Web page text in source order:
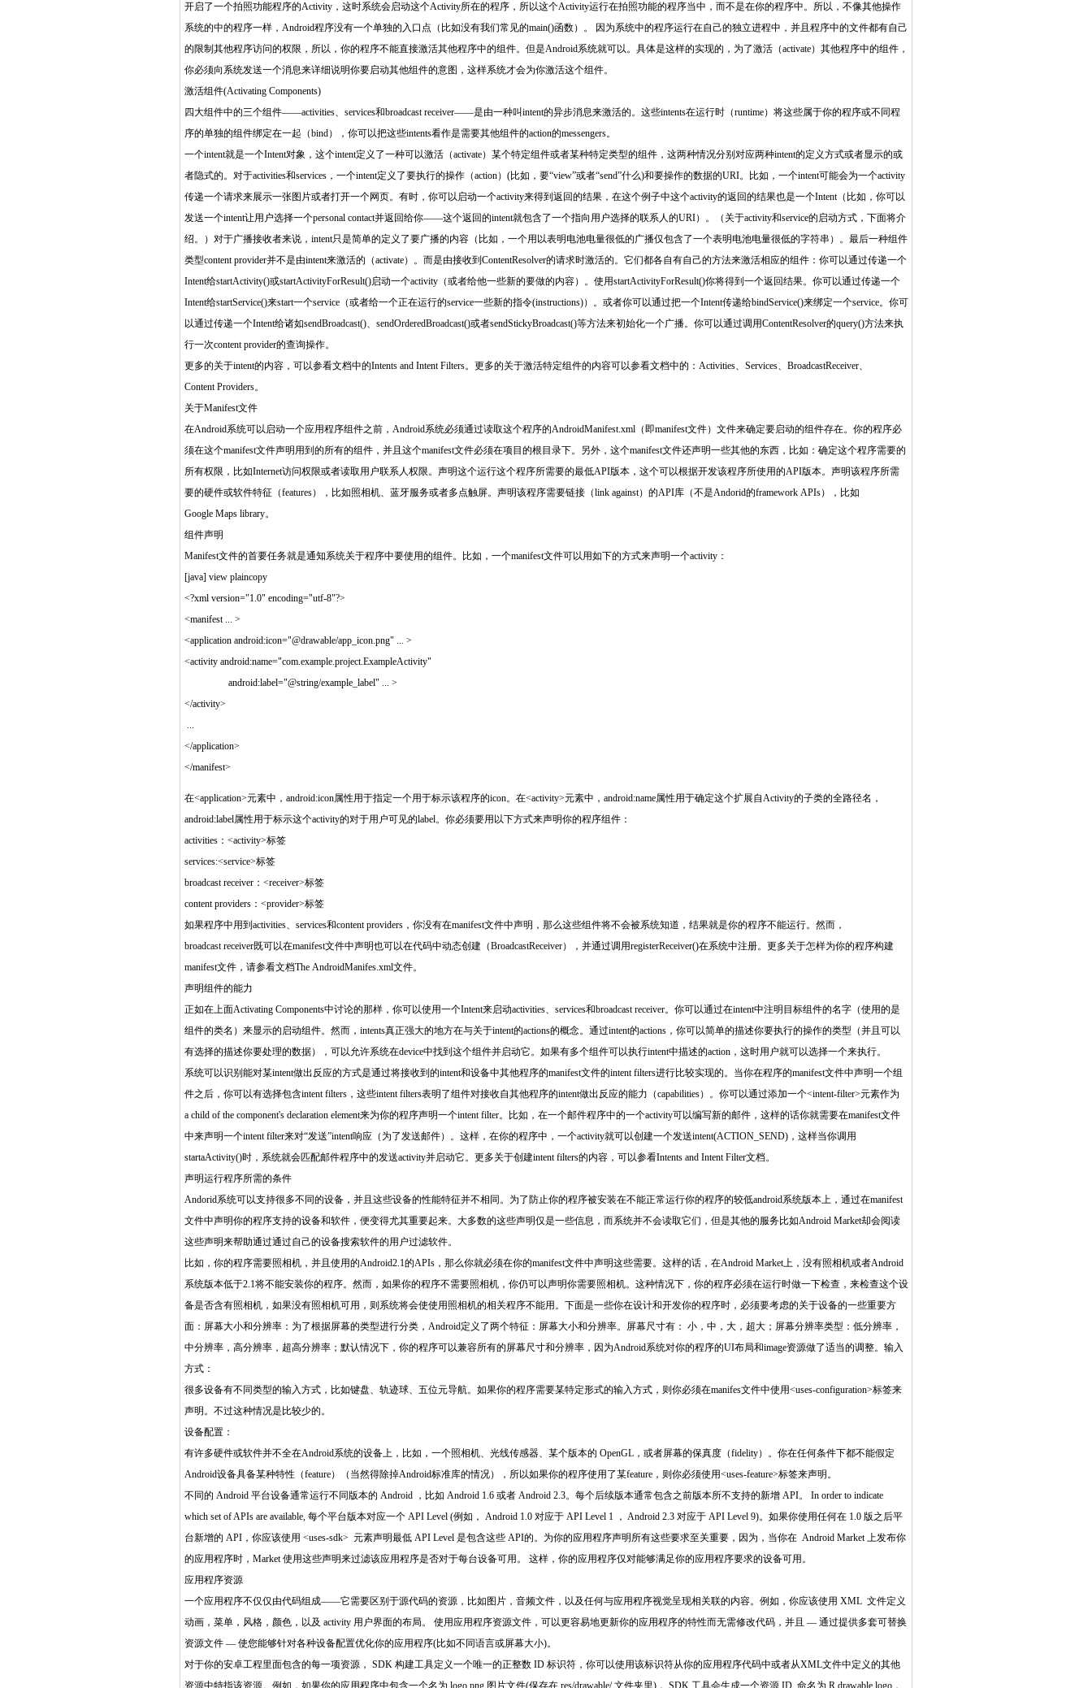
开启了一个拍照功能程序的Activity，这时系统会启动这个Activity所在的程序，所以这个Activity运行在拍照功能的程序当中，而不是在你的程序中。所以，不像其他操作
系统的中的程序一样，Android程序没有一个单独的入口点（比如没有我们常见的main()函数）。 因为系统中的程序运行在自己的独立进程中，并且程序中的文件都有自己
的限制其他程序访问的权限，所以，你的程序不能直接激活其他程序中的组件。但是Android系统就可以。具体是这样的实现的，为了激活（activate）其他程序中的组件，
你必须向系统发送一个消息来详细说明你要启动其他组件的意图，这样系统才会为你激活这个组件。
激活组件(Activating Components)
四大组件中的三个组件——activities、services和broadcast receiver——是由一种叫intent的异步消息来激活的。这些intents在运行时（runtime）将这些属于你的程序或不同程
序的单独的组件绑定在一起（bind），你可以把这些intents看作是需要其他组件的action的messengers。
一个intent就是一个Intent对象，这个intent定义了一种可以激活（activate）某个特定组件或者某种特定类型的组件，这两种情况分别对应两种intent的定义方式或者显示的或
者隐式的。对于activities和services，一个intent定义了要执行的操作（action）(比如，要“view”或者“send”什么)和要操作的数据的URI。比如，一个intent可能会为一个activity
传递一个请求来展示一张图片或者打开一个网页。有时，你可以启动一个activity来得到返回的结果，在这个例子中这个activity的返回的结果也是一个Intent（比如，你可以
发送一个intent让用户选择一个personal contact并返回给你——这个返回的intent就包含了一个指向用户选择的联系人的URI）。（关于activity和service的启动方式，下面将介
绍。）对于广播接收者来说，intent只是简单的定义了要广播的内容（比如，一个用以表明电池电量很低的广播仅包含了一个表明电池电量很低的字符串）。最后一种组件
类型content provider并不是由intent来激活的（activate）。而是由接收到ContentResolver的请求时激活的。它们都各自有自己的方法来激活相应的组件：你可以通过传递一个
Intent给startActivity()或startActivityForResult()启动一个activity（或者给他一些新的要做的内容）。使用startActivityForResult()你将得到一个返回结果。你可以通过传递一个
Intent给startService()来start一个service（或者给一个正在运行的service一些新的指令(instructions)）。或者你可以通过把一个Intent传递给bindService()来绑定一个service。你可
以通过传递一个Intent给诸如sendBroadcast()、sendOrderedBroadcast()或者sendStickyBroadcast()等方法来初始化一个广播。你可以通过调用ContentResolver的query()方法来执
行一次content provider的查询操作。
更多的关于intent的内容，可以参看文档中的Intents and Intent Filters。更多的关于激活特定组件的内容可以参看文档中的：Activities、Services、BroadcastReceiver、
Content Providers。
关于Manifest文件
在Android系统可以启动一个应用程序组件之前，Android系统必须通过读取这个程序的AndroidManifest.xml（即manifest文件）文件来确定要启动的组件存在。你的程序必
须在这个manifest文件声明用到的所有的组件，并且这个manifest文件必须在项目的根目录下。另外，这个manifest文件还声明一些其他的东西，比如：确定这个程序需要的
所有权限，比如Internet访问权限或者读取用户联系人权限。声明这个运行这个程序所需要的最低API版本，这个可以根据开发该程序所使用的API版本。声明该程序所需
要的硬件或软件特征（features），比如照相机、蓝牙服务或者多点触屏。声明该程序需要链接（link against）的API库（不是Andorid的framework APIs），比如
Google Maps library。
组件声明
Manifest文件的首要任务就是通知系统关于程序中要使用的组件。比如，一个manifest文件可以用如下的方式来声明一个activity：
[java] view plaincopy
<?xml version="1.0" encoding="utf-8"?>
<manifest ... >
<application android:icon="@drawable/app_icon.png" ... >
<activity android:name="com.example.project.ExampleActivity"
android:label="@string/example_label" ... >
</activity>
...
</application>
</manifest>
在<application>元素中，android:icon属性用于指定一个用于标示该程序的icon。在<activity>元素中，android:name属性用于确定这个扩展自Activity的子类的全路径名，
android:label属性用于标示这个activity的对于用户可见的label。你必须要用以下方式来声明你的程序组件：
activities：<activity>标签
services:<service>标签
broadcast receiver：<receiver>标签
content providers：<provider>标签
如果程序中用到activities、services和content providers，你没有在manifest文件中声明，那么这些组件将不会被系统知道，结果就是你的程序不能运行。然而，
broadcast receiver既可以在manifest文件中声明也可以在代码中动态创建（BroadcastReceiver），并通过调用registerReceiver()在系统中注册。更多关于怎样为你的程序构建
manifest文件，请参看文档The AndroidManifes.xml文件。
声明组件的能力
正如在上面Activating Components中讨论的那样，你可以使用一个Intent来启动activities、services和broadcast receiver。你可以通过在intent中注明目标组件的名字（使用的是
组件的类名）来显示的启动组件。然而，intents真正强大的地方在与关于intent的actions的概念。通过intent的actions，你可以简单的描述你要执行的操作的类型（并且可以
有选择的描述你要处理的数据），可以允许系统在device中找到这个组件并启动它。如果有多个组件可以执行intent中描述的action，这时用户就可以选择一个来执行。
系统可以识别能对某intent做出反应的方式是通过将接收到的intent和设备中其他程序的manifest文件的intent filters进行比较实现的。当你在程序的manifest文件中声明一个组
件之后，你可以有选择包含intent filters，这些intent filters表明了组件对接收自其他程序的intent做出反应的能力（capabilities）。你可以通过添加一个<intent-filter>元素作为
a child of the component's declaration element来为你的程序声明一个intent filter。比如，在一个邮件程序中的一个activity可以编写新的邮件，这样的话你就需要在manifest文件
中来声明一个intent filter来对“发送”intent响应（为了发送邮件）。这样，在你的程序中，一个activity就可以创建一个发送intent(ACTION_SEND)，这样当你调用
startaActivity()时，系统就会匹配邮件程序中的发送activity并启动它。更多关于创建intent filters的内容，可以参看Intents and Intent Filter文档。
声明运行程序所需的条件
Andorid系统可以支持很多不同的设备，并且这些设备的性能特征并不相同。为了防止你的程序被安装在不能正常运行你的程序的较低android系统版本上，通过在manifest
文件中声明你的程序支持的设备和软件，便变得尤其重要起来。大多数的这些声明仅是一些信息，而系统并不会读取它们，但是其他的服务比如Android Market却会阅读
这些声明来帮助通过通过自己的设备搜索软件的用户过滤软件。
比如，你的程序需要照相机，并且使用的Android2.1的APIs，那么你就必须在你的manifest文件中声明这些需要。这样的话，在Android Market上，没有照相机或者Android
系统版本低于2.1将不能安装你的程序。然而，如果你的程序不需要照相机，你仍可以声明你需要照相机。这种情况下，你的程序必须在运行时做一下检查，来检查这个设
备是否含有照相机，如果没有照相机可用，则系统将会使使用照相机的相关程序不能用。下面是一些你在设计和开发你的程序时，必须要考虑的关于设备的一些重要方
面：屏幕大小和分辨率：为了根据屏幕的类型进行分类，Android定义了两个特征：屏幕大小和分辨率。屏幕尺寸有： 小，中，大，超大；屏幕分辨率类型：低分辨率，
中分辨率，高分辨率，超高分辨率；默认情况下，你的程序可以兼容所有的屏幕尺寸和分辨率，因为Android系统对你的程序的UI布局和image资源做了适当的调整。输入
方式：
很多设备有不同类型的输入方式，比如键盘、轨迹球、五位元导航。如果你的程序需要某特定形式的输入方式，则你必须在manifes文件中使用<uses-configuration>标签来
声明。不过这种情况是比较少的。
设备配置：
有许多硬件或软件并不全在Android系统的设备上，比如，一个照相机、光线传感器、某个版本的 OpenGL，或者屏幕的保真度（fidelity）。你在任何条件下都不能假定
Android设备具备某种特性（feature）（当然得除掉Android标准库的情况），所以如果你的程序使用了某feature，则你必须使用<uses-feature>标签来声明。
不同的 Android 平台设备通常运行不同版本的 Android ，比如 Android 1.6 或者 Android 2.3。每个后续版本通常包含之前版本所不支持的新增 API。 In order to indicate
which set of APIs are available, 每个平台版本对应一个 API Level (例如， Android 1.0 对应于 API Level 1 ， Android 2.3 对应于 API Level 9)。如果你使用任何在 1.0 版之后平
台新增的 API，你应该使用 <uses-sdk> 元素声明最低 API Level 是包含这些 API的。为你的应用程序声明所有这些要求至关重要，因为，当你在 Android Market 上发布你
的应用程序时，Market 使用这些声明来过滤该应用程序是否对于每台设备可用。 这样，你的应用程序仅对能够满足你的应用程序要求的设备可用。
应用程序资源
一个应用程序不仅仅由代码组成——它需要区别于源代码的资源，比如图片，音频文件，以及任何与应用程序视觉呈现相关联的内容。例如，你应该使用 XML 文件定义
动画，菜单，风格，颜色，以及 activity 用户界面的布局。 使用应用程序资源文件，可以更容易地更新你的应用程序的特性而无需修改代码，并且 — 通过提供多套可替换
资源文件 — 使您能够针对各种设备配置优化你的应用程序(比如不同语言或屏幕大小)。
对于你的安卓工程里面包含的每一项资源， SDK 构建工具定义一个唯一的正整数 ID 标识符，你可以使用该标识符从你的应用程序代码中或者从XML文件中定义的其他
资源中特指该资源。例如，如果你的应用程序中包含一个名为 logo.png 图片文件(保存在 res/drawable/ 文件夹里)， SDK 工具会生成一个资源 ID 命名为 R.drawable.logo，